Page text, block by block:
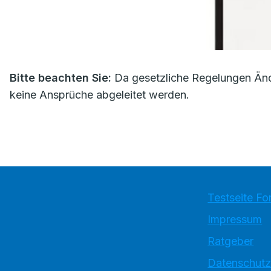
Bitte beachten Sie: Da gesetzliche Regelungen
keine Ansprüche abgeleitet werden.
Testseite
Impressum
Ratgeber